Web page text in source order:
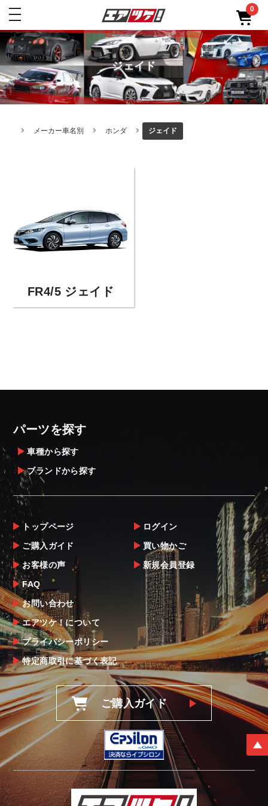
toggle
0
ジェイド
メーカー車名別 ホンダ ジェイド
FR4/5 ジェイド
パーツを探す
車種から探す
ブランドから探す
トップページ
ご購入ガイド
お客様の声
FAQ
お問い合わせ
エアツケ！について
プライバシーポリシー
特定商取引に基づく表記
ログイン
買い物かご
新規会員登録
ご購入ガイド